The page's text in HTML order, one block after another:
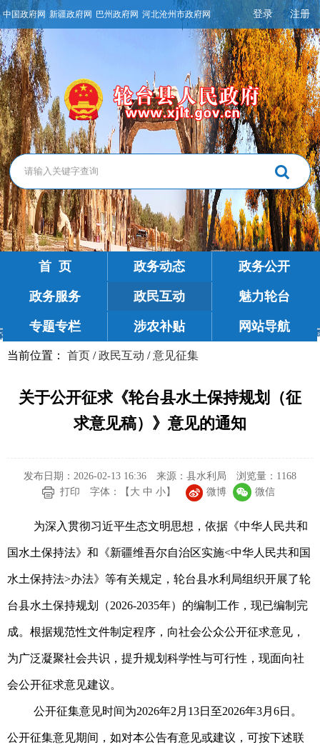
中国政府网 新疆政府网 巴州政府网 河北沧州市政府网 登录 注册
首 页 政务动态 政务公开
政务服务 政民互动 魅力轮台
专题专栏 涉农补贴 网站导航
当前位置： 首页 /政民互动 /意见征集
关于公开征求《轮台县水土保持规划（征
求意见稿）》意见的通知
发布日期：2026-02-13 16:36 来源：县水利局 浏览量： 1168
打印
字体：【 大 中 小】 微博 微信
为深入贯彻习近平生态文明思想，依据《中华人民共和
国水土保持法》和《新疆维吾尔自治区实施<中华人民共和国
水土保持法>办法》等有关规定，轮台县水利局组织开展了轮
台县水土保持规划（2026-2035年）的编制工作，现已编制完
成。根据规范性文件制定程序，向社会公众公开征求意见，
为广泛凝聚社会共识，提升规划科学性与可行性，现面向社
会公开征求意见建议。
公开征集意见时间为2026年2月13日至2026年3月6日。
公开征集意见期间，如对本公告有意见或建议，可按下述联